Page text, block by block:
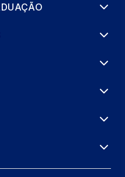
PARA
VARIÁVEIS
3